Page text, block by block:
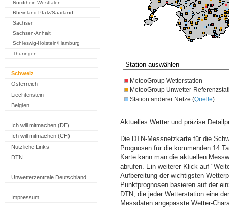
Nordrhein-Westfalen
Rheinland-Pfalz/Saarland
Sachsen
Sachsen-Anhalt
Schleswig-Holstein/Hamburg
Thüringen
Schweiz
Österreich
Liechtenstein
Belgien
Ich will mitmachen (DE)
Ich will mitmachen (CH)
Nützliche Links
DTN
Unwetterzentrale Deutschland
Impressum
MeteoGroup Wetterstation
MeteoGroup Unwetter-
Station anderer Netze (Quelle)
Aktuelles Wetter und präzise
Die DTN-Messnetzkarte für die
Prognosen für die kommenden 14
Karte kann man die aktuellen
abrufen. Ein weiterer Klick auf
Aufbereitung der wichtigsten
Punktprognosen basieren auf der
DTN, die jeder Wetterstation eine
Messdaten angepasste Wetter-